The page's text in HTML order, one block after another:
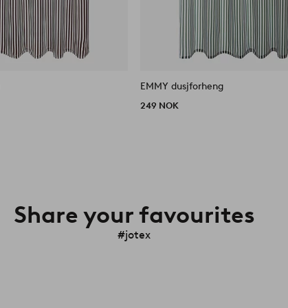
EMMY dusjforheng
249 NOK
Share your favourites
#jotex